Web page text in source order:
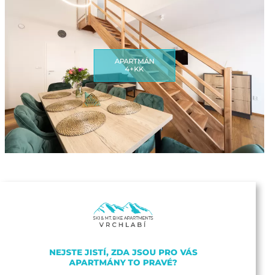
APARTMÁN
4+KK
NEJSTE JISTÍ, ZDA JSOU PRO VÁS
APARTMÁNY TO PRAVÉ?